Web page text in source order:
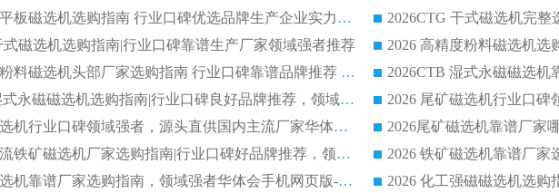
2026 钛铁矿平板磁选机选购指南 行业口碑优选品牌生产企业实力排行榜
式磁选机选购指南|行业口碑靠谱生产厂家领域强者推荐
2026 高精度粉料磁选机头部厂家选购指南 行业口碑靠谱品牌推荐 领域强者华体会手机网页版-华体会(中国) 解析
2026 CTB 湿式永磁磁选机选购指南|行业口碑良好品牌推荐，领域强者华体会手机网页版-华体会(中国)
2026 尾矿磁选机行业口碑领域强者，源头直供国内主流厂家华体会手机网页版-华体会(中国) 一站式服务
2026 国内主流铁矿磁选机厂家选购指南|行业口碑好品牌推荐，领域强者华体会手机网页版-华体会(中国)
2026 铁矿磁选机靠谱厂家选购指南，领域强者华体会手机网页版-华体会(中国) 铁矿磁选机性价比高
2026 化工强磁磁选机选